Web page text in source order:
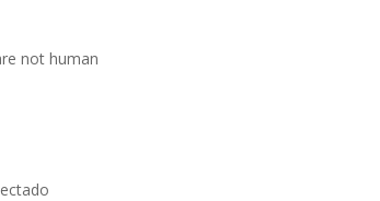
not human